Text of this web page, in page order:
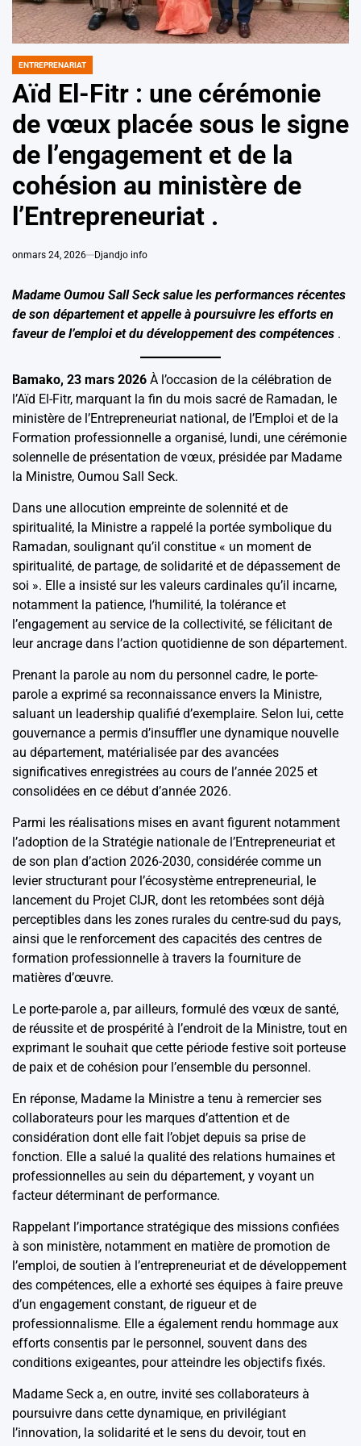
POSTED
ENTREPRENARIAT
Aïd El-Fitr : une cérémonie
de vœux placée sous le signe
de l’engagement et de la
cohésion au ministère de
l’Entrepreneuriat .
onmars 24, 2026 Djandjo info
Madame Oumou Sall Seck salue les performances récentes
de son département et appelle à poursuivre les efforts en
faveur de l’emploi et du développement des compétences .
Bamako, 23 mars 2026 À l’occasion de la célébration de
l’Aïd El-Fitr, marquant la fin du mois sacré de Ramadan, le
ministère de l’Entrepreneuriat national, de l’Emploi et de la
Formation professionnelle a organisé, lundi, une cérémonie
solennelle de présentation de vœux, présidée par Madame
la Ministre, Oumou Sall Seck.
Dans une allocution empreinte de solennité et de
spiritualité, la Ministre a rappelé la portée symbolique du
Ramadan, soulignant qu’il constitue « un moment de
spiritualité, de partage, de solidarité et de dépassement de
soi ». Elle a insisté sur les valeurs cardinales qu’il incarne,
notamment la patience, l’humilité, la tolérance et
l’engagement au service de la collectivité, se félicitant de
leur ancrage dans l’action quotidienne de son département.
Prenant la parole au nom du personnel cadre, le porte-
parole a exprimé sa reconnaissance envers la Ministre,
saluant un leadership qualifié d’exemplaire. Selon lui, cette
gouvernance a permis d’insuffler une dynamique nouvelle
au département, matérialisée par des avancées
significatives enregistrées au cours de l’année 2025 et
consolidées en ce début d’année 2026.
Parmi les réalisations mises en avant figurent notamment
l’adoption de la Stratégie nationale de l’Entrepreneuriat et
de son plan d’action 2026-2030, considérée comme un
levier structurant pour l’écosystème entrepreneurial, le
lancement du Projet CIJR, dont les retombées sont déjà
perceptibles dans les zones rurales du centre-sud du pays,
ainsi que le renforcement des capacités des centres de
formation professionnelle à travers la fourniture de
matières d’œuvre.
Le porte-parole a, par ailleurs, formulé des vœux de santé,
de réussite et de prospérité à l’endroit de la Ministre, tout en
exprimant le souhait que cette période festive soit porteuse
de paix et de cohésion pour l’ensemble du personnel.
En réponse, Madame la Ministre a tenu à remercier ses
collaborateurs pour les marques d’attention et de
considération dont elle fait l’objet depuis sa prise de
fonction. Elle a salué la qualité des relations humaines et
professionnelles au sein du département, y voyant un
facteur déterminant de performance.
Rappelant l’importance stratégique des missions confiées
à son ministère, notamment en matière de promotion de
l’emploi, de soutien à l’entrepreneuriat et de développement
des compétences, elle a exhorté ses équipes à faire preuve
d’un engagement constant, de rigueur et de
professionnalisme. Elle a également rendu hommage aux
efforts consentis par le personnel, souvent dans des
conditions exigeantes, pour atteindre les objectifs fixés.
Madame Seck a, en outre, invité ses collaborateurs à
poursuivre dans cette dynamique, en privilégiant
l’innovation, la solidarité et le sens du devoir, tout en